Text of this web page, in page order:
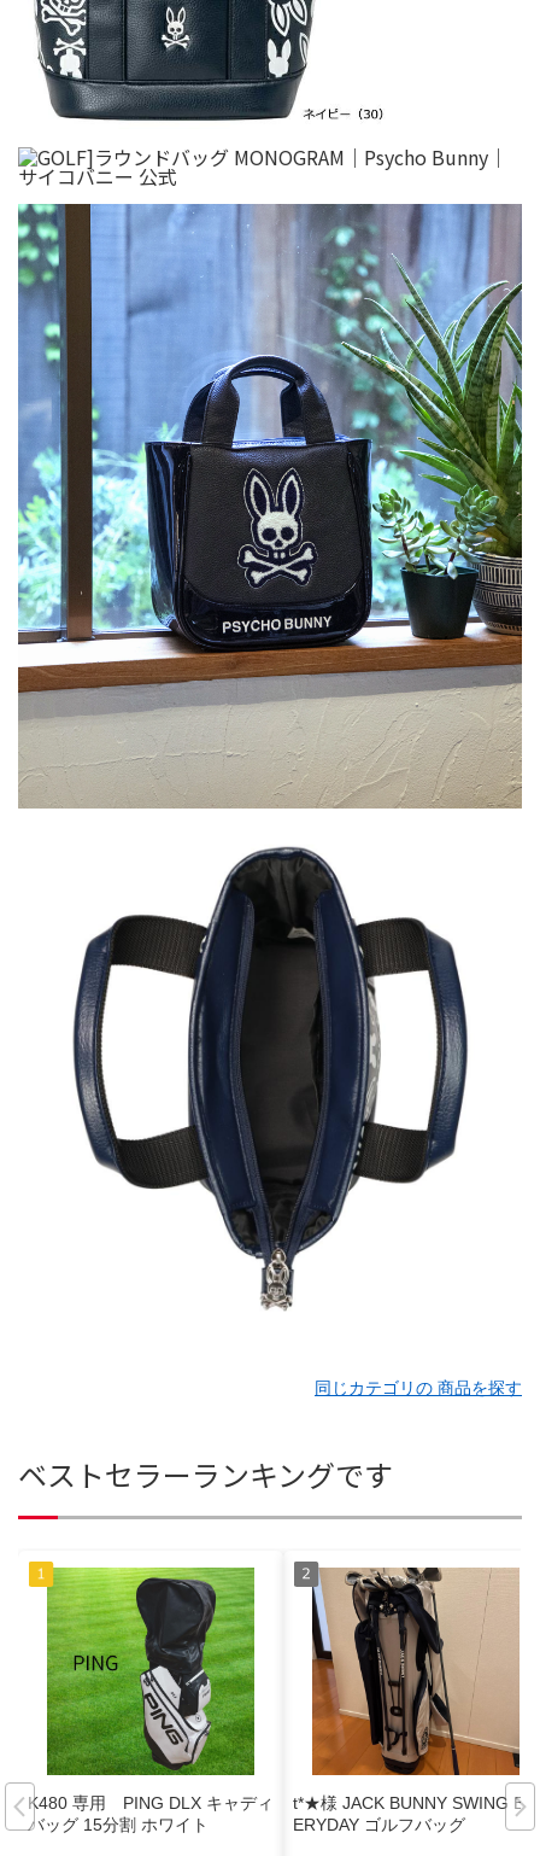
同じカテゴリの 商品を探す
ベストセラーランキングです
K480 専用 PING DLX キャディ
バッグ 15分割 ホワイト
t*★様 JACK BUNNY SWING EV
ERYDAY ゴルフバッグ